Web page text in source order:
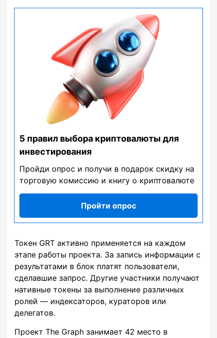
5 правил выбора криптовалюты для
инвестирования
Пройди опрос и получи в подарок скидку на
торговую комиссию и книгу о криптовалюте
Пройти опрос
Токен GRT активно применяется на каждом
этапе работы проекта. За запись информации с
результатами в блок платят пользователи,
сделавшие запрос. Другие участники получают
нативные токены за выполнение различных
ролей — индексаторов, кураторов или
делегатов.
Проект The Graph занимает 42 место в